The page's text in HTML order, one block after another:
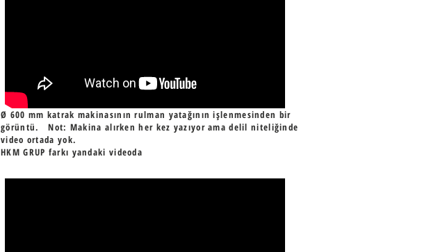
Ø 600 mm katrak makinasının rulman yatağının işlenmesinden bir
görüntü. Not: Makina alırken her kez yazıyor ama delil niteliğinde
video ortada yok.
HKM GRUP farkı yandaki videoda